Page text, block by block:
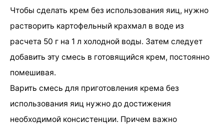
Чтобы сделать крем без использования яиц, нужно
растворить картофельный крахмал в воде из
расчета 50 г на 1 л холодной воды. Затем следует
добавить эту смесь в готовящийся крем, постоянно
помешивая.
Варить смесь для приготовления крема без
использования яиц нужно до достижения
необходимой консистенции. Причем важно